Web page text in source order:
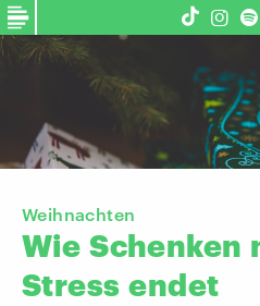
Weihnachten
Wie Schenken
Stress endet